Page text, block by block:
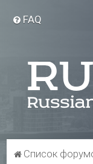
FAQ
Список